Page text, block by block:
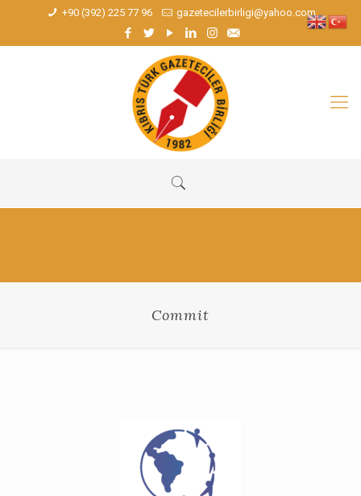
+90 (392) 225 77 96 gazetecilerbirligi@yahoo.com
Commit